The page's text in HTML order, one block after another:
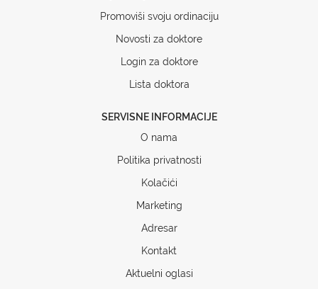
Promoviši svoju ordinaciju
Novosti za doktore
Login za doktore
Lista doktora
SERVISNE INFORMACIJE
O nama
Politika privatnosti
Kolačići
Marketing
Adresar
Kontakt
Aktuelni oglasi